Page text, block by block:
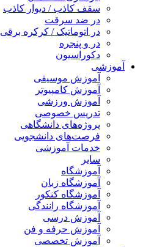
سقف کاذب / دیوار کاذب
در ضد سرقت
در اتوماتیک / کرکره برقی
در و پنجره
دکوراسیون
آموزشی
آموزش موسیقی
آموزش کامپیوتر
آموزش ورزشی
تدریس خصوصی
پروژه‌های دانشگاهی
فرصت‌های دانشجویی
خدمات آموزشی
سایر
آموزشگاه
آموزشگاه زبان
آموزشگاه کنکور
آموزشگاه رانندگی
آموزش درسی
آموزش حرفه و فن
آموزش تخصصی